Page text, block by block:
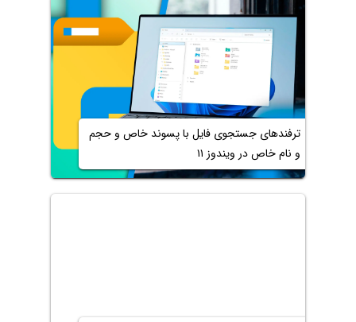
ترفندهای جستجوی فایل با پسوند خاص و حجم
و نام خاص در ویندوز ۱۱